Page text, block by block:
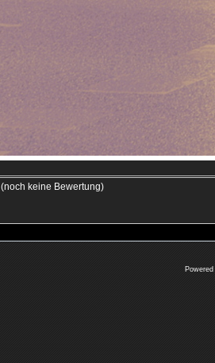
(noch keine Bewertung)